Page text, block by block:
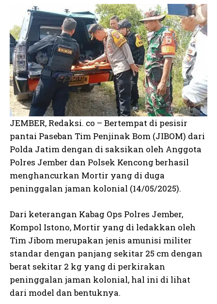
JEMBER, Redaksi. co – Bertempat di pesisir
pantai Paseban Tim Penjinak Bom (JIBOM) dari
Polda Jatim dengan di saksikan oleh Anggota
Polres Jember dan Polsek Kencong berhasil
menghancurkan Mortir yang di duga
peninggalan jaman kolonial (14/05/2025).
Dari keterangan Kabag Ops Polres Jember,
Kompol Istono, Mortir yang di ledakkan oleh
Tim Jibom merupakan jenis amunisi militer
standar dengan panjang sekitar 25 cm dengan
berat sekitar 2 kg yang di perkirakan
peninggalan jaman kolonial, hal ini di lihat
dari model dan bentuknya.